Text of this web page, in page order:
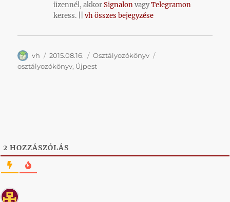
üzennél, akkorSignalonvagyTelegramon
keress. ||vh összes bejegyzése
Szerző
vh Közzétéve
2015.08.16. Kategória
Osztályozókönyv
osztályozókönyv, Újpest
2 HOZZÁSZÓLÁS